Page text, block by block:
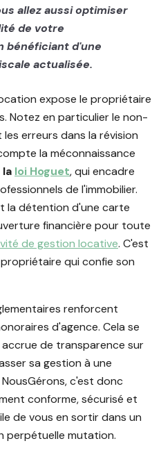
allez aussi optimiser
de votre
bénéficiant d'une
actualisée.
expose le propriétaire
Notez en particulier le non-
erreurs dans la révision
la méconnaissance
loi Hoguet, qui encadre
de l'immobilier.
la détention d'une carte
financière pour toute
de gestion locative. C'est
qui confie son
renforcent
d'agence. Cela se
de transparence sur
sa gestion à une
c'est donc
conforme, sécurisé et
de vous en sortir dans un
perpétuelle mutation.